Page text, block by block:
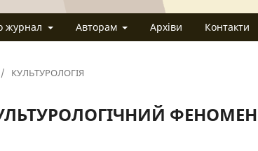
журнал Авторам Архіви Контакти
/ КУЛЬТУРОЛОГІЯ